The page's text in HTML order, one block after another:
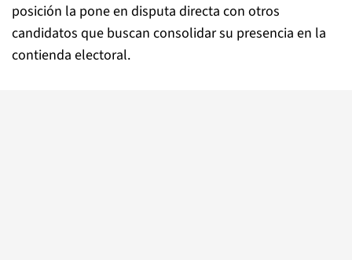
posición la pone en disputa directa con otros
candidatos que buscan consolidar su presencia en la
contienda electoral.